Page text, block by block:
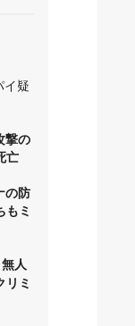
イ疑
撃の
亡
の防
もミ
人
リミ